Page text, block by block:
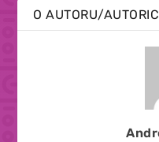
O AUTORU/